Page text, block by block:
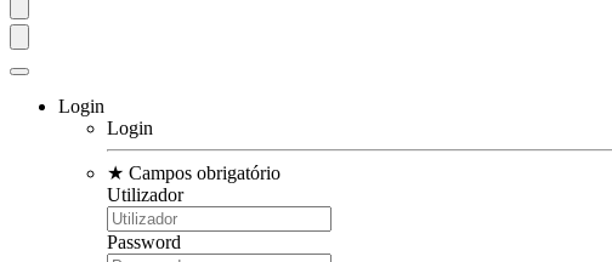
Login
Login
★ Campos obrigatório
Utilizador
Password